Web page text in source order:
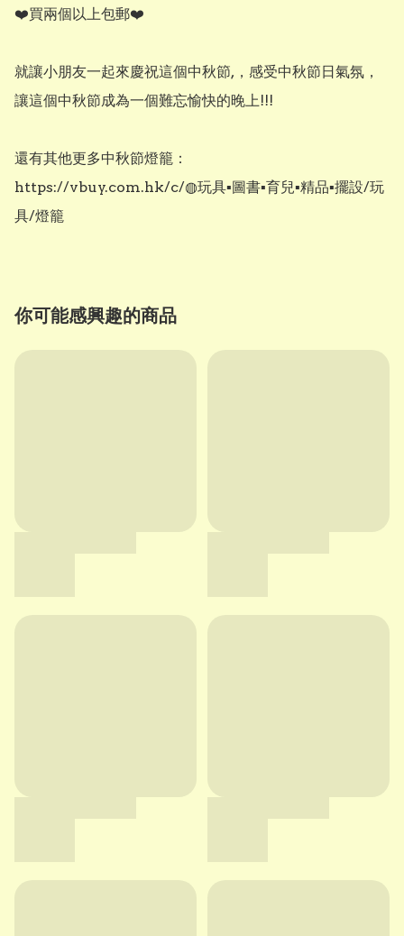
❤️買兩個以上包郵❤️
就讓小朋友一起來慶祝這個中秋節,，感受中秋節日氣氛，
讓這個中秋節成為一個難忘愉快的晚上!!!
還有其他更多中秋節燈籠：
https://vbuy.com.hk/c/◍玩具▪︎圖書▪︎育兒▪︎精品▪︎擺設/玩
具/燈籠
你可能感興趣的商品